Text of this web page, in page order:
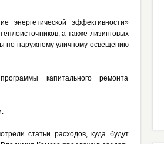
энергетической эффективности»
а также лизинговых
по наружному уличному освещению
капитального ремонта
статьи расходов, куда будут